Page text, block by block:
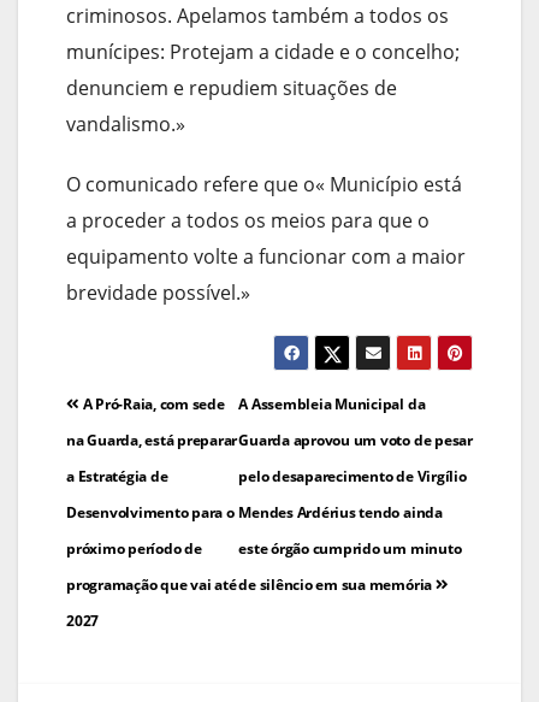
criminosos. Apelamos também a todos os
munícipes: Protejam a cidade e o concelho;
denunciem e repudiem situações de
vandalismo.»
O comunicado refere que o« Município está
a proceder a todos os meios para que o
equipamento volte a funcionar com a maior
brevidade possível.»
Navegação
de
artigos
A Assembleia Municipal da
Guarda aprovou um voto de pesar
pelo desaparecimento de Virgílio
Mendes Ardérius tendo ainda
este órgão cumprido um minuto
de silêncio em sua memória
A Pró-Raia, com sede
na Guarda, está preparar
a Estratégia de
Desenvolvimento para o
próximo período de
programação que vai até
2027